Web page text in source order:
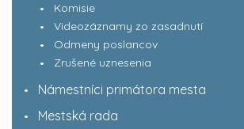
Komisie
Videozáznamy zo zasadnutí
Odmeny poslancov
Zrušené uznesenia
Námestníci primátora mesta
Mestská rada